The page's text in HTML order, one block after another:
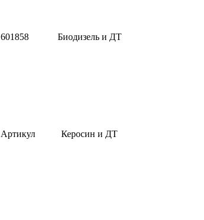
601858 Биодизель и ДТ
Артикул Керосин и ДТ